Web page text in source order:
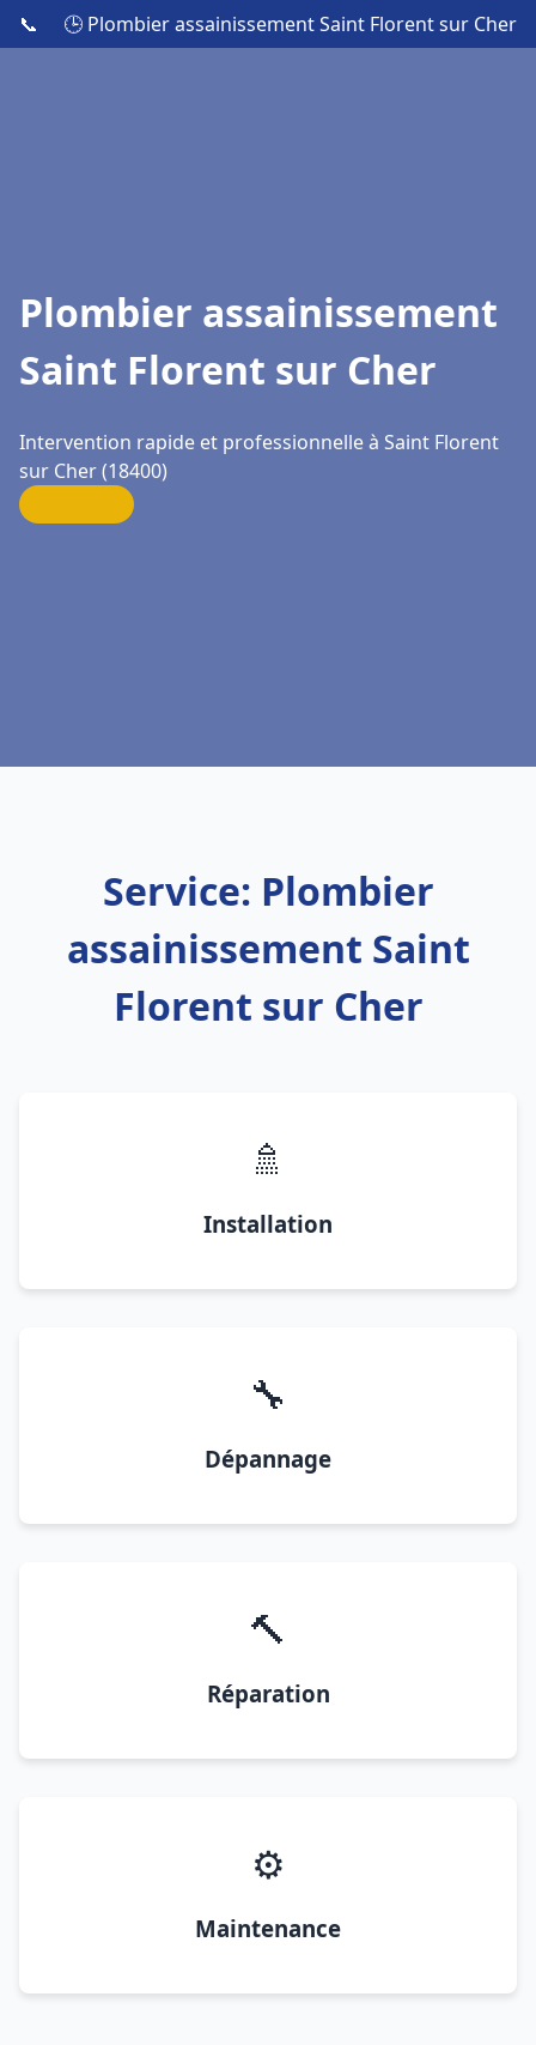
📞 🕒 Plombier assainissement Saint Florent sur Cher
Plombier assainissement
Saint Florent sur Cher
Intervention rapide et professionnelle à Saint Florent
sur Cher (18400)
Service: Plombier
assainissement Saint
Florent sur Cher
🚿
Installation
🔧
Dépannage
🔨
Réparation
⚙️
Maintenance